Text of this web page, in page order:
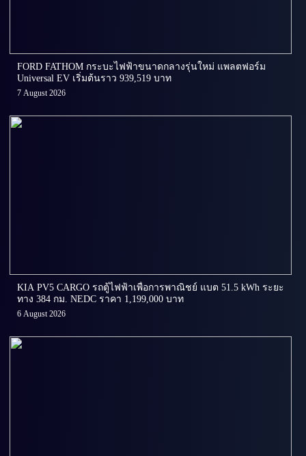
FORD FATHOM กระบะไฟฟ้าขนาดกลางรุ่นใหม่ แพลตฟอร์ม
Universal EV เริ่มต้นราว 939,519 บาท
7 August 2026
KIA PV5 CARGO รถตู้ไฟฟ้าเพื่อการพาณิชย์ แบต 51.5 kWh ระยะ
ทาง 384 กม. NEDC ราคา 1,199,000 บาท
6 August 2026